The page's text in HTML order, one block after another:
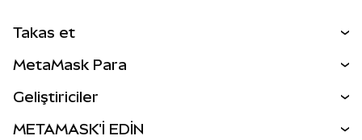
Takas et
Perps
RWA'lar
MetaMask Para
Geliştiriciler
METAMASK'İ EDİN